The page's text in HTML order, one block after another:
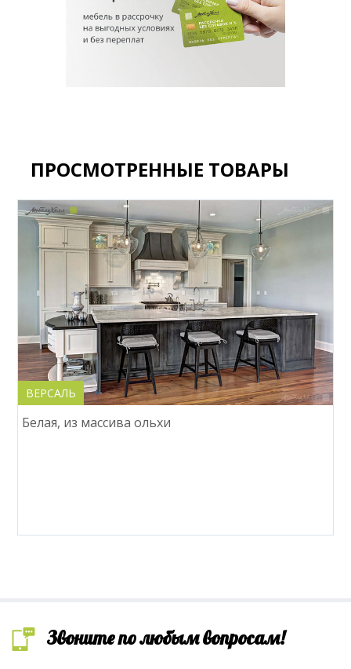
ПРОСМОТРЕННЫЕ ТОВАРЫ
ВЕРСАЛЬ
Белая, из массива ольхи
Звоните по любым вопросам!